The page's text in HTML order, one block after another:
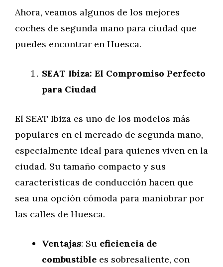
Ahora, veamos algunos de los mejores
coches de segunda mano para ciudad que
puedes encontrar en Huesca.
SEAT Ibiza: El Compromiso Perfecto
para Ciudad
El SEAT Ibiza es uno de los modelos más
populares en el mercado de segunda mano,
especialmente ideal para quienes viven en la
ciudad. Su tamaño compacto y sus
características de conducción hacen que
sea una opción cómoda para maniobrar por
las calles de Huesca.
Ventajas: Su eficiencia de
combustible es sobresaliente, con